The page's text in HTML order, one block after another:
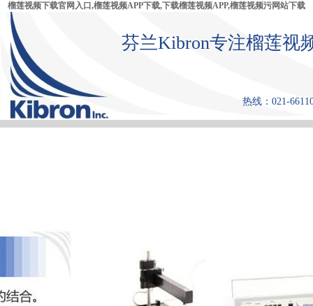
榴莲视频下载官网入口,榴莲视频APP下载,下载榴莲视频APP,榴莲视频污网站下载
芬兰Kibron专注榴莲视
热线：021-
首 页 产品中心 张力仪